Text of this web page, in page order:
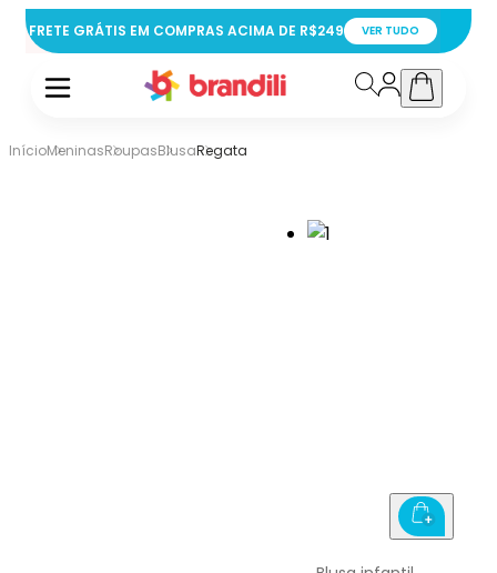
FRETE GRÁTIS EM COMPRAS ACIMA DE R$249 VER TUDO
InícioMeninasRoupasBlusaRegata